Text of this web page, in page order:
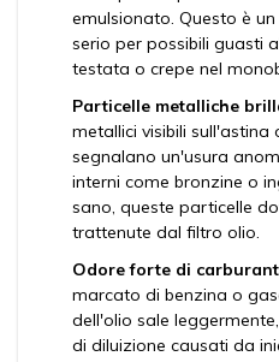
emulsionato. Questo è
serio per possibili guasti
testata o crepe nel
Particelle metalliche
metallici visibili
segnalano un'usura
interni come bronzine o
sano, queste particelle
trattenute dal filtro olio.
Odore forte di
marcato di benzina o
dell'olio sale
di diluizione causati da